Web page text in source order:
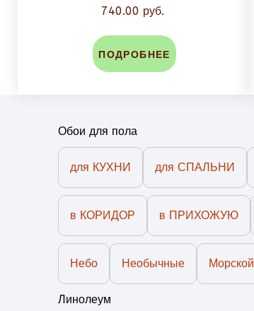
740.00 руб.
ПОДРОБНЕЕ
Обои для пола
для КУХНИ для СПАЛЬНИ
в КОРИДОР в ПРИХОЖУЮ
Небо Необычные Морской
Линолеум